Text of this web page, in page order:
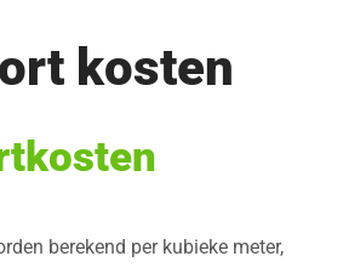
kosten
berekend per kubieke meter,